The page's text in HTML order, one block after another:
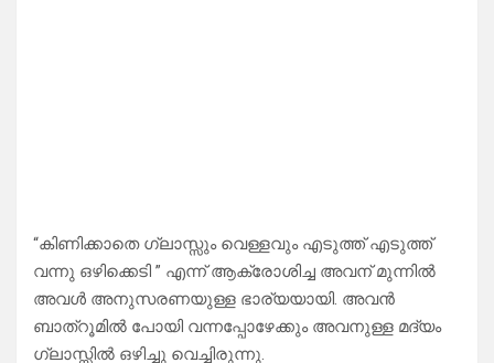
“കിണിക്കാതെ ഗ്ലാസ്സും വെള്ളവും എടുത്ത് എടുത്ത്
വന്നു ഒഴിക്കെടി ” എന്ന് ആക്രോശിച്ച അവന് മുന്നിൽ
അവൾ അനുസരണയുള്ള ഭാര്യയായി. അവൻ
ബാത്റൂമിൽ പോയി വന്നപ്പോഴേക്കും അവനുള്ള മദ്യം
ഗ്ലാസ്സിൽ ഒഴിച്ചു വെച്ചിരുന്നു.